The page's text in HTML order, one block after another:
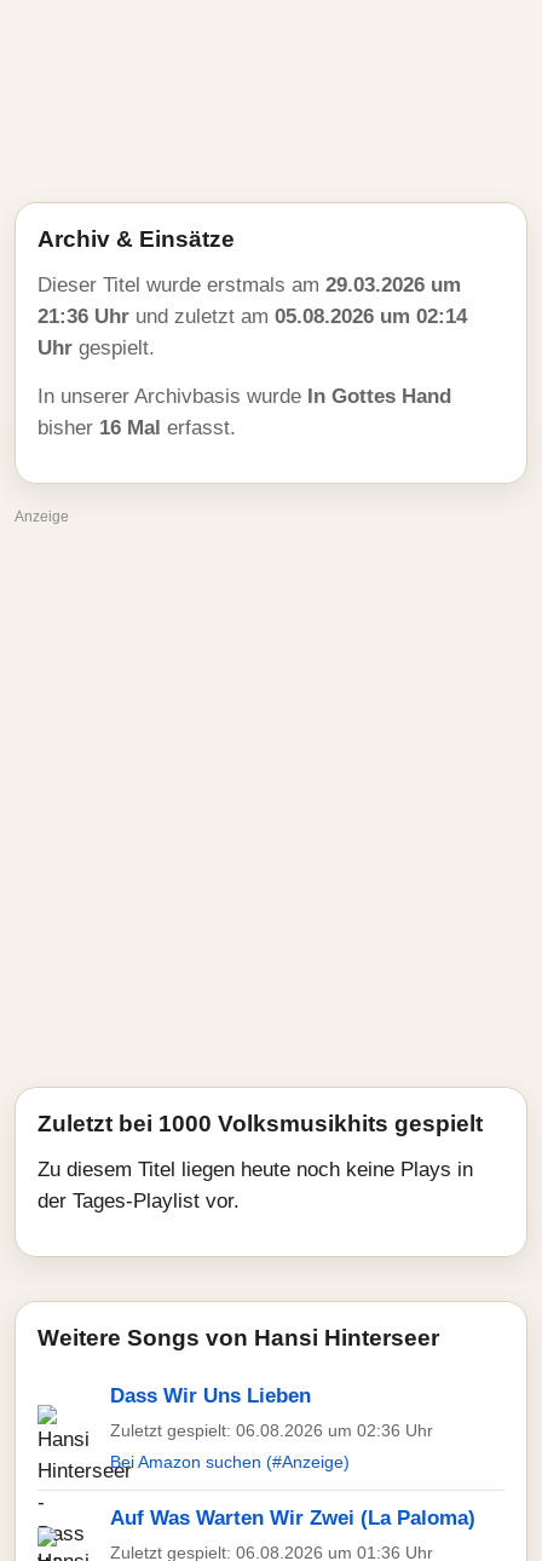
Archiv & Einsätze
Dieser Titel wurde erstmals am 29.03.2026 um
21:36 Uhr und zuletzt am 05.08.2026 um 02:14
Uhr gespielt.
In unserer Archivbasis wurde In Gottes Hand
bisher 16 Mal erfasst.
Anzeige
Zuletzt bei 1000 Volksmusikhits gespielt
Zu diesem Titel liegen heute noch keine Plays in
der Tages-Playlist vor.
Weitere Songs von Hansi Hinterseer
Dass Wir Uns Lieben
Zuletzt gespielt: 06.08.2026 um 02:36 Uhr
Bei Amazon suchen (#Anzeige)
Auf Was Warten Wir Zwei (La Paloma)
Zuletzt gespielt: 06.08.2026 um 01:36 Uhr